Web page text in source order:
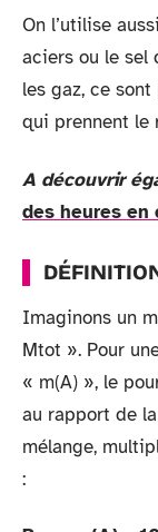
On l’utilise
aciers ou le sel
les gaz, ce
qui prennent le
A découvrir
des heures en
Imaginons un
Mtot ». Pour
« m(A) », le
au rapport de
mélange,
: